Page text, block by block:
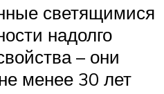
светящимися
надолго
– они
менее 30 лет